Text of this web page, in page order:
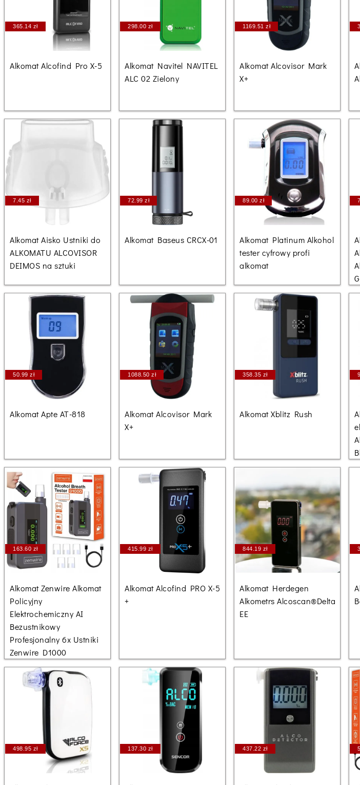
365.14 zł
Alkomat Alcofind Pro X-5
298.00 zł
Alkomat Navitel NAVITEL
ALC 02 Zielony
1169.51 zł
Alkomat Alcovisor Mark
X+
7.45 zł
Alkomat Aisko Ustniki do
ALKOMATU ALCOVISOR
DEIMOS na sztuki
72.99 zł
Alkomat Baseus CRCX-01
89.00 zł
Alkomat Platinum Alkohol
tester cyfrowy profi
alkomat
50.99 zł
Alkomat Apte AT-818
1088.50 zł
Alkomat Alcovisor Mark
X+
358.35 zł
Alkomat Xblitz Rush
163.60 zł
Alkomat Zenwire Alkomat
Policyjny
Elektrochemiczny AI
Bezustnikowy
Profesjonalny 6x Ustniki
Zenwire D1000
415.99 zł
Alkomat Alcofind PRO X-5
+
844.19 zł
Alkomat Herdegen
Alkometrs Alcoscan®Delta
EE
498.95 zł 137.30 zł 437.22 zł